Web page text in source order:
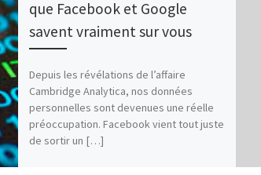
que Facebook et Google
savent vraiment sur vous
Depuis les révélations de l’affaire
Cambridge Analytica, nos données
personnelles sont devenues une réelle
préoccupation. Facebook vient tout juste
de sortir un […]